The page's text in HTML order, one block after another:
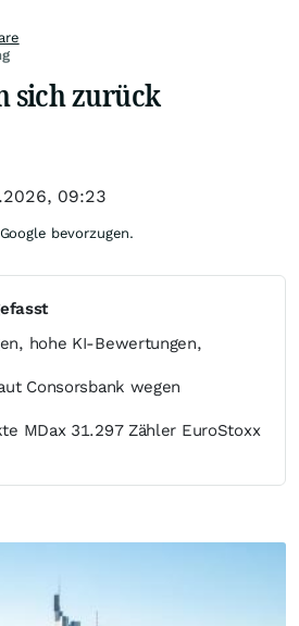
sich zurück
hohe KI-Bewertungen,
Consorsbank wegen
MDax 31.297 Zähler EuroStoxx
09:23
Google bevorzugen.